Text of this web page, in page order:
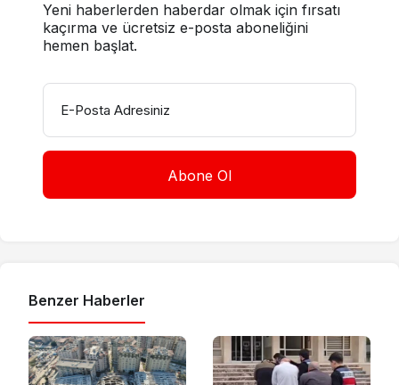
Yeni haberlerden haberdar olmak için fırsatı
kaçırma ve ücretsiz e-posta aboneliğini
hemen başlat.
E-Posta Adresiniz
Benzer Haberler